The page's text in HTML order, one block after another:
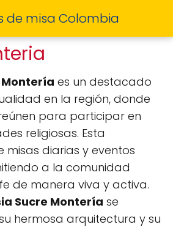
de misa Colombia
es un destacado
en la región, donde
para participar en
religiosas. Esta
diarias y eventos
a la comunidad
de manera viva y activa.
Sucre Montería se
hermosa arquitectura y su